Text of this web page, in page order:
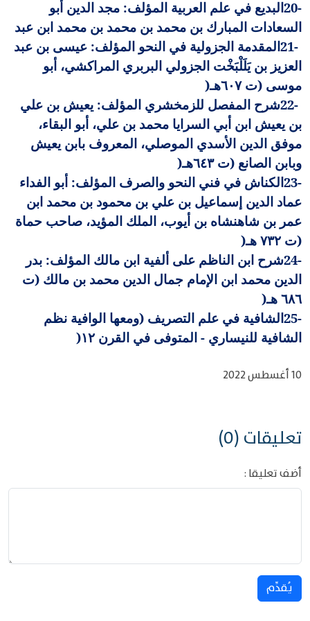
20-البديع في علم العربية المؤلف: مجد الدين أبو
السعادات المبارك بن محمد بن محمد بن محمد ابن عبد
21-المقدمة الجزولية في النحو المؤلف: عيسى بن عبد
العزيز بن يَلَلْبَخْت الجزولي البربري المراكشي، أبو
موسى (ت ٦٠٧هـ
)
22-شرح المفصل للزمخشري المؤلف: يعيش بن علي
بن يعيش ابن أبي السرايا محمد بن علي، أبو البقاء،
موفق الدين الأسدي الموصلي، المعروف بابن يعيش
وبابن الصانع (ت ٦٤٣هـ
)
23-الكناش في فني النحو والصرف المؤلف: أبو الفداء
عماد الدين إسماعيل بن علي بن محمود بن محمد ابن
عمر بن شاهنشاه بن أيوب، الملك المؤيد، صاحب حماة
(ت ٧٣٢ هـ
)
24-شرح ابن الناظم على ألفية ابن مالك المؤلف: بدر
الدين محمد ابن الإمام جمال الدين محمد بن مالك (ت
٦٨٦ هـ
)
25-الشافية في علم التصريف (ومعها الوافية نظم
الشافية للنيساري - المتوفى في القرن ١٢
)
10 أغسطس 2022
تعليقات (0)
أضف تعليقا :
يُقدِّم